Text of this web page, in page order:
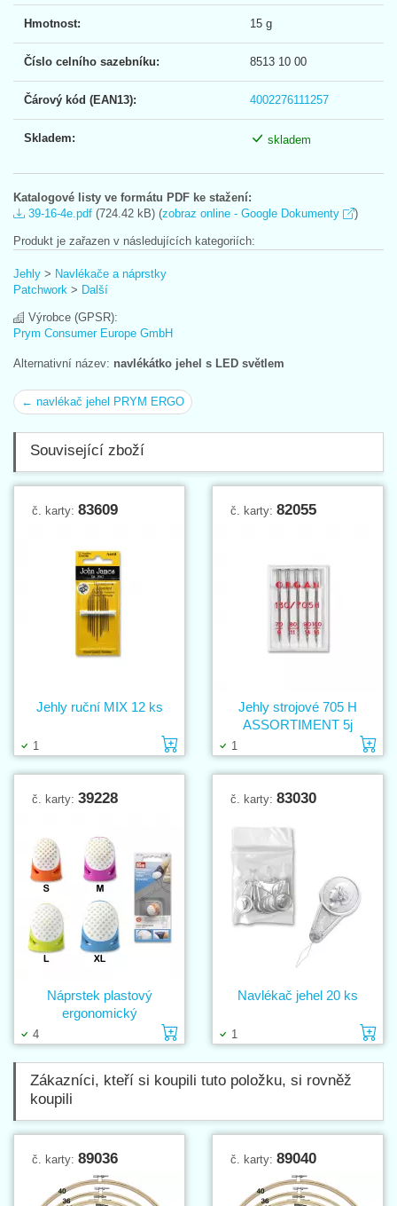
Hmotnost: 15 g
Číslo celního sazebníku: 8513 10 00
Čárový kód (EAN13): 4002276111257
Skladem: skladem
Katalogové listy ve formátu PDF ke stažení:
39-16-4e.pdf (724.42 kB) (zobraz online - Google Dokumenty )
Produkt je zařazen v následujících kategoriích:
Jehly > Navlékače a náprstky
Patchwork > Další
Výrobce (GPSR):
Prym Consumer Europe GmbH
Alternativní název: navlékátko jehel s LED světlem
← navlékač jehel PRYM ERGO
Související zboží
č. karty: 83609
1 Vložit do košíku
Jehly ruční MIX 12 ks
č. karty: 82055
1
Jehly strojové 705 H
ASSORTIMENT 5j
č. karty: 39228
4 Vložit do košíku
Náprstek plastový
ergonomický
č. karty: 83030
1
Navlékač jehel 20 ks
Zákazníci, kteří si koupili tuto položku, si rovněž
koupili
č. karty: 89036 č. karty: 89040